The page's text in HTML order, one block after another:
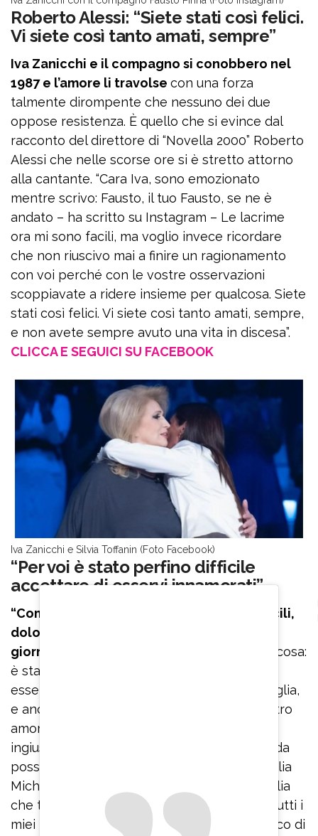
Roberto Alessi: “Siete stati così felici.
Vi siete così tanto amati, sempre”
Iva Zanicchi e il compagno si conobbero nel
1987 e l’amore li travolse con una forza
talmente dirompente che nessuno dei due
oppose resistenza. È quello che si evince dal
racconto del direttore di “Novella 2000” Roberto
Alessi che nelle scorse ore si è stretto attorno
alla cantante. “Cara Iva, sono emozionato
mentre scrivo: Fausto, il tuo Fausto, se ne è
andato – ha scritto su Instagram – Le lacrime
ora mi sono facili, ma voglio invece ricordare
che non riuscivo mai a finire un ragionamento
con voi perché con le vostre osservazioni
scoppiavate a ridere insieme per qualcosa. Siete
stati così felici. Vi siete così tanto amati, sempre,
e non avete sempre avuto una vita in discesa”.
CLICCA E SEGUICI SU FACEBOOK
Iva Zanicchi e Silvia Toffanin (Foto Facebook)
“Per voi è stato perfino difficile
accettare di esservi innamorati”
“Come tutti, avete avuto momenti non facili,
dolori, lutti, malattie – ha aggiunto il
giornalista
– Perfino la felicità a volte è faticosa:
è stato perfino difficile per voi accettare di
esservi innamorati: tu eri sposata, con una figlia,
e anche Fausto. Io c’ero, avevo capito. Il vostro
amore mi ha sempre abbagliato. Sembra
ingiusto che il destino e una malattia bastarda
possano avervi diviso. Per fortuna hai tua figlia
Michela, i tuoi nipoti, tuo genero, e tutta l’Italia
che ti ama. E ti amo anch’io, con Betta, con tutti i
miei redattori, che ti adorano. Ti lascio e cerco di